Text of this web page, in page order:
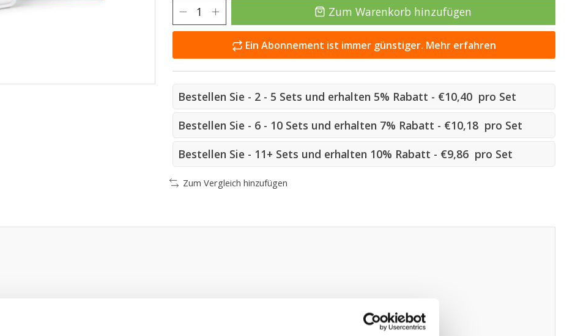
Zum Warenkorb hinzufügen
Ein Abonnement ist immer günstiger. Mehr erfahren
Bestellen Sie - 2 - 5 Sets und erhalten 5% Rabatt - €10,40 pro Set
Bestellen Sie - 6 - 10 Sets und erhalten 7% Rabatt - €10,18 pro Set
Bestellen Sie - 11+ Sets und erhalten 10% Rabatt - €9,86 pro Set
Zum Vergleich hinzufügen